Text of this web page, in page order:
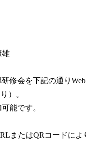
雄
修会を下記の通り
）。
能です。
またはQRコードに